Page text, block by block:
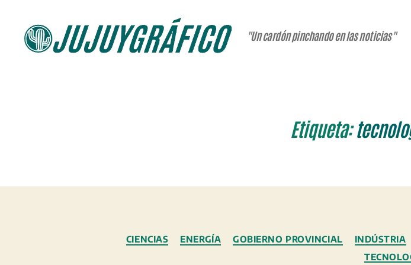
"Un cardón pinchando en las noticias"
Etiqueta:
CIENCIAS ENERGÍA GOBIERNO PROVINCIAL INDÚSTRIA